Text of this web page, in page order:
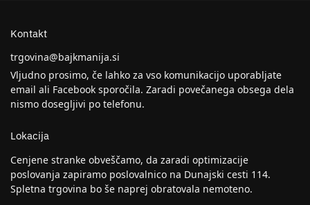
Kontakt
trgovina@bajkmanija.si
Vljudno prosimo, če lahko za vso komunikacijo uporabljate
email ali Facebook sporočila. Zaradi povečanega obsega dela
nismo dosegljivi po telefonu.
Lokacija
Cenjene stranke obveščamo, da zaradi optimizacije
poslovanja zapiramo poslovalnico na Dunajski cesti 114.
Spletna trgovina bo še naprej obratovala nemoteno.